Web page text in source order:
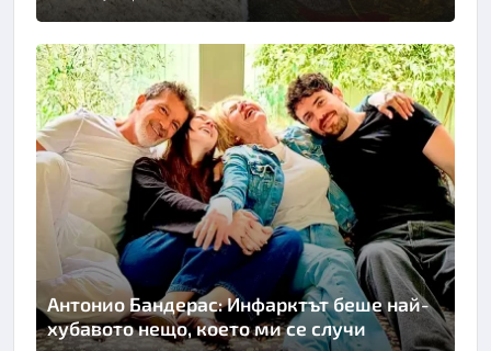
Снимка: Fox news
Антонио Бандерас: Инфарктът беше най-
хубавото нещо, което ми се случи